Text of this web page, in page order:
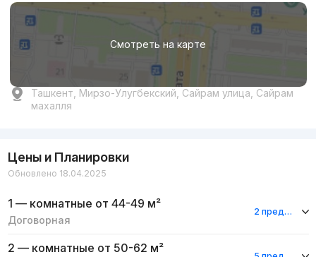
Смотреть на карте
Ташкент, Мирзо-Улугбекский, Сайрам улица, Сайрам
махалля
Цены и Планировки
Обновлено 18.04.2025
1 — комнатные от 44-49 м²
Договорная
2 предложения
2 — комнатные от 50-62 м²